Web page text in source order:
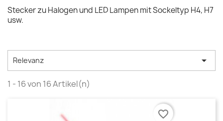
Stecker zu Halogen und LED Lampen mit Sockeltyp H4, H7
usw.
Relevanz 
1 - 16 von 16 Artikel(n)
favorite_border